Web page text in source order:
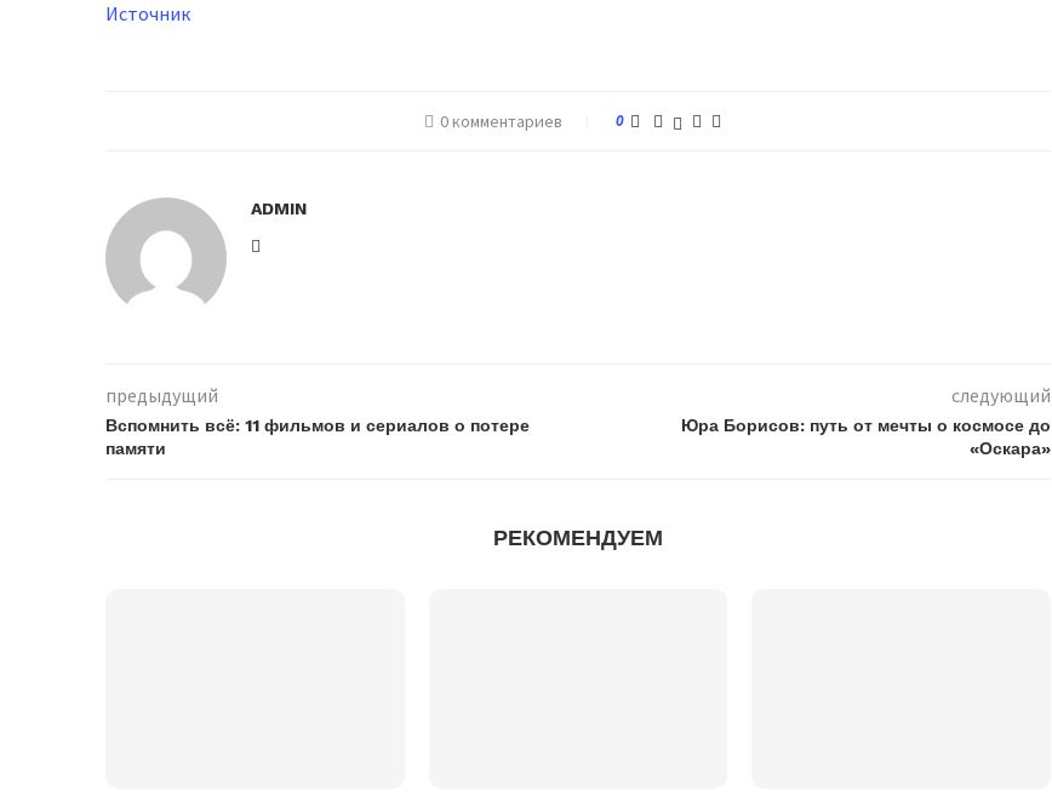
Источник
0 комментариев 0
ADMIN
предыдущий
Вспомнить всё: 11 фильмов и сериалов о потере
памяти
следующий
Юра Борисов: путь от мечты о космосе до
«Оскара»
РЕКОМЕНДУЕМ